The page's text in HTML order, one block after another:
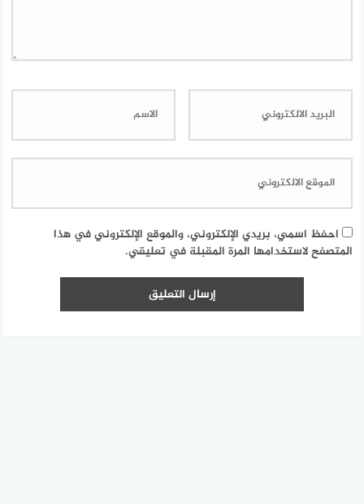
احفظ اسمي، بريدي الإلكتروني، والموقع الإلكتروني في هذا
المتصفح لاستخدامها المرة المقبلة في تعليقي.